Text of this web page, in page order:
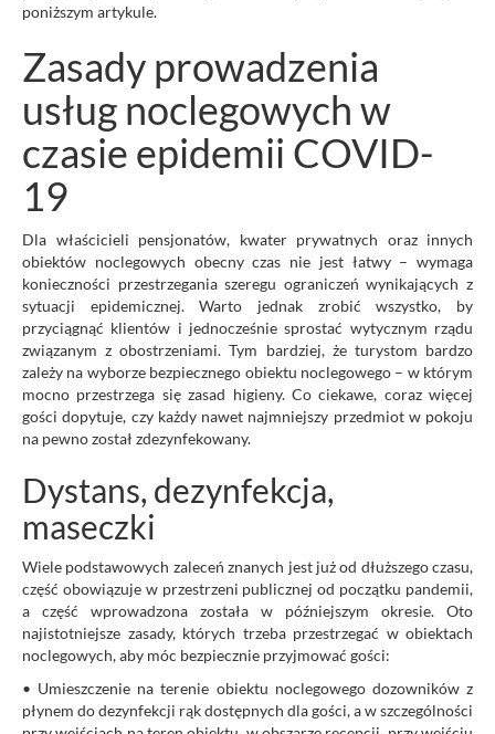
poniższym artykule.
Zasady prowadzenia
usług noclegowych w
czasie epidemii COVID-
19
Dla właścicieli pensjonatów, kwater prywatnych oraz innych
obiektów noclegowych obecny czas nie jest łatwy – wymaga
konieczności przestrzegania szeregu ograniczeń wynikających z
sytuacji epidemicznej. Warto jednak zrobić wszystko, by
przyciągnąć klientów i jednocześnie sprostać wytycznym rządu
związanym z obostrzeniami. Tym bardziej, że turystom bardzo
zależy na wyborze bezpiecznego obiektu noclegowego – w którym
mocno przestrzega się zasad higieny. Co ciekawe, coraz więcej
gości dopytuje, czy każdy nawet najmniejszy przedmiot w pokoju
na pewno został zdezynfekowany.
Dystans, dezynfekcja,
maseczki
Wiele podstawowych zaleceń znanych jest już od dłuższego czasu,
część obowiązuje w przestrzeni publicznej od początku pandemii,
a część wprowadzona została w późniejszym okresie. Oto
najistotniejsze zasady, których trzeba przestrzegać w obiektach
noclegowych, aby móc bezpiecznie przyjmować gości:
• Umieszczenie na terenie obiektu noclegowego dozowników z
płynem do dezynfekcji rąk dostępnych dla gości, a w szczególności